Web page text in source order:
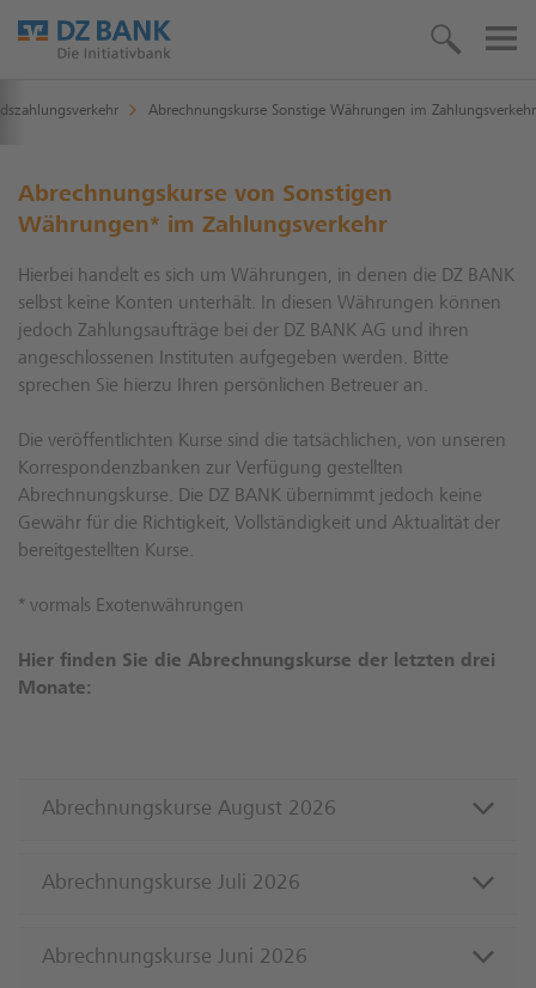
Abrechnungskurse Sonstige Währungen im Zahlungsverkehr
Abrechnungskurse von Sonstigen
Währungen* im Zahlungsverkehr
Hierbei handelt es sich um Währungen, in denen die DZ BANK
selbst keine Konten unterhält. In diesen Währungen können
jedoch Zahlungsaufträge bei der DZ BANK AG und ihren
angeschlossenen Instituten aufgegeben werden. Bitte
sprechen Sie hierzu Ihren persönlichen Betreuer an.
Die veröffentlichten Kurse sind die tatsächlichen, von unseren
Korrespondenzbanken zur Verfügung gestellten
Abrechnungskurse. Die DZ BANK übernimmt jedoch keine
Gewähr für die Richtigkeit, Vollständigkeit und Aktualität der
bereitgestellten Kurse.
* vormals Exotenwährungen
Hier finden Sie die Abrechnungskurse der letzten drei
Monate:
Abrechnungskurse August 2026
Abrechnungskurse Juli 2026
Abrechnungskurse Juni 2026